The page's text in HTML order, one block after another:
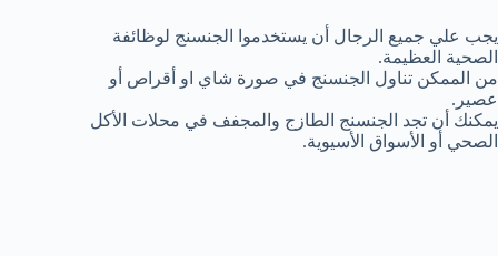
يجب علي جميع الرجال أن يستخدموا الجنسنج لوظائفة
الصحية العظيمة.
من الممكن تناول الجنسنج في صورة شاي او أقراص أو
عصير.
يمكنك أن تجد الجنسنج الطازج والمجفف في محلات الأكل
الصحي أو الأسواق الأسيوية.